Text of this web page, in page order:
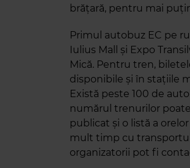
brățară, pentru mai
Primul autobuz EC pe
Iulius Mall și Expo
Mică. Pentru tren,
disponibile și în stațiile
Există peste 100 de
numărul trenurilor
publicat și o listă a
mult timp cu
organizatorii pot fi